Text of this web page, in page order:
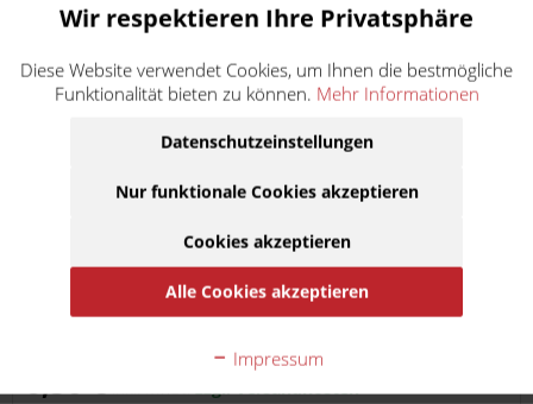
32179-01
Artikel-Nr.:a73305-00
Sicherungsblech (neue Variante) Versetzte
Schraubenbohrungen gem. KTM Umrüstung von 12/2014
Betrifft KTM 390 Duke Modelljahr 2013 Soweit nicht anders
angegeben: Bei der angebotenen Ware handelt es sich um
6,50 € inkl. MwSt.zzgl. Versandkosten
Wir respektieren Ihre Privatsphäre
Diese Website verwendet Cookies, um Ihnen die bestmögliche
Funktionalität bieten zu können. Mehr Informationen
Datenschutzeinstellungen
Nur funktionale Cookies akzeptieren
Cookies akzeptieren
Alle Cookies akzeptieren
Impressum